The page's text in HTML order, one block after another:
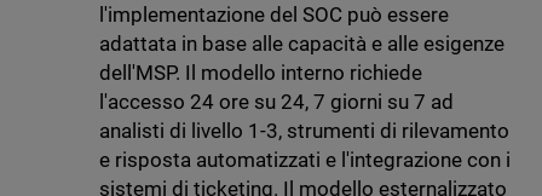
l'implementazione del SOC può essere
adattata in base alle capacità e alle esigenze
dell'MSP. Il modello interno richiede
l'accesso 24 ore su 24, 7 giorni su 7 ad
analisti di livello 1-3, strumenti di rilevamento
e risposta automatizzati e l'integrazione con i
sistemi di ticketing. Il modello esternalizzato